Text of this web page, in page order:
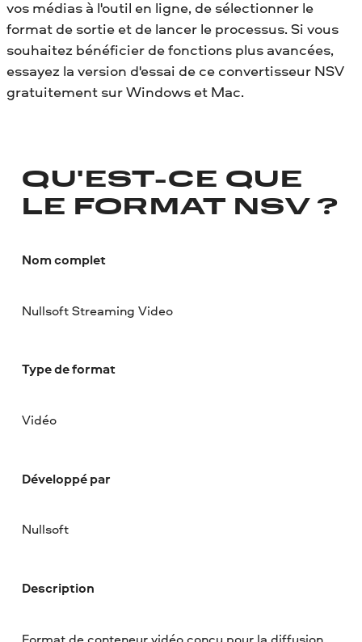
vos médias à l'outil en ligne, de sélectionner le
format de sortie et de lancer le processus. Si vous
souhaitez bénéficier de fonctions plus avancées,
essayez la version d'essai de ce convertisseur NSV
gratuitement sur Windows et Mac.
QU'EST-CE QUE
LE FORMAT NSV ?
Nom complet
Nullsoft Streaming Video
Type de format
Vidéo
Développé par
Nullsoft
Description